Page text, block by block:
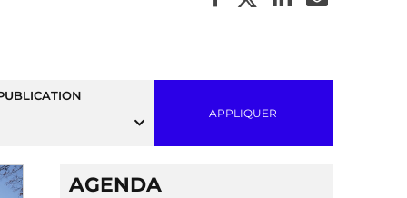
APPLIQUER
AGENDA